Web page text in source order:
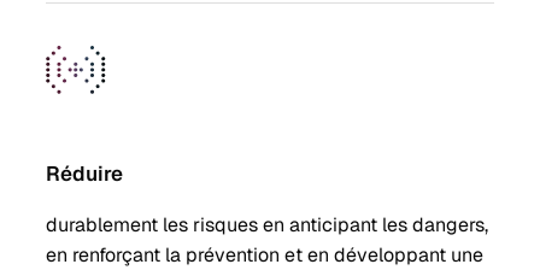
Réduire
durablement les risques en anticipant les dangers,
en renforçant la prévention et en développant une